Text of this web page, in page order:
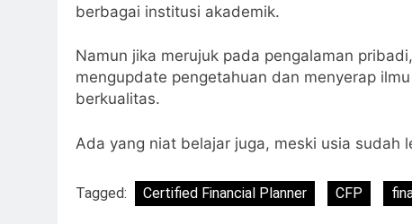
berbagai institusi akademik.
Namun jika merujuk pada pengalaman
mengupdate pengetahuan dan menyerap
berkualitas.
Ada yang niat belajar juga, meski usia sudah
Tagged: Certified Financial Planner CFP